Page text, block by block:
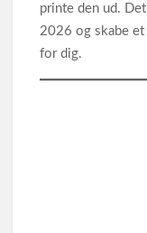
printe den ud.
2026 og skabe
for dig.